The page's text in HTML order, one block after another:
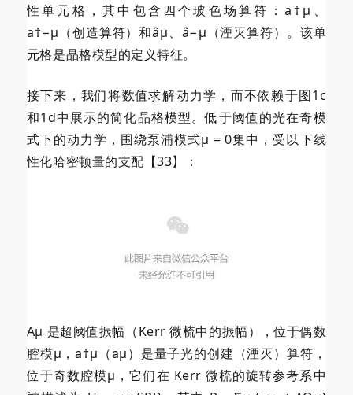
性单元格，其中包含四个玻色场算符：a†μ、
a†−μ（创造算符）和âμ、â−μ（湮灭算符）。该单
元格是晶格模型的定义特征。
接下来，我们将数值求解动力学，而不依赖于图1c
和1d中展示的简化晶格模型。低于阈值的光在奇模
式下的动力学，围绕泵浦模式μ = 0集中，受以下线
性化哈密顿量的支配【33】：
Aμ 是超阈值振幅（Kerr 微梳中的振幅），位于偶数
腔模μ，a†μ（aμ）是量子光的创建（湮灭）算符，
位于奇数腔模μ，它们在 Kerr 微梳的旋转参考系中